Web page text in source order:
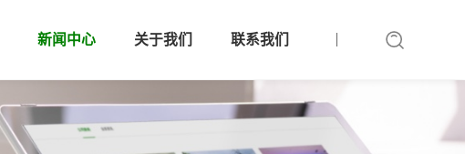
新闻中心 关于我们 联系我们